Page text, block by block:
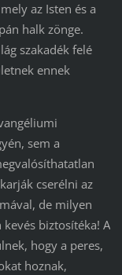
az Isten és a
halk zönge.
szakadék felé
ennek
sem a
cserélni az
de milyen
biztosítéka! A
hogy a peres,
hoznak,